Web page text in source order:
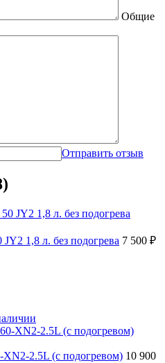
Общие
Отправить отзыв
1,8 л. без подогрева 7 500 ₽
XN2-2.5L (с подогревом) 10 900